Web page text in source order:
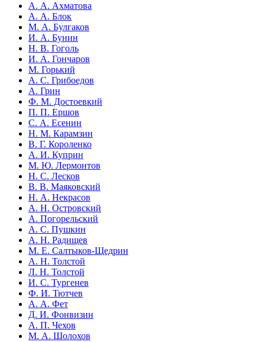
А. А. Ахматова
А. А. Блок
М. А. Булгаков
И. А. Бунин
Н. В. Гоголь
И. А. Гончаров
М. Горький
А. С. Грибоедов
А. Грин
Ф. М. Достоевкий
П. П. Ершов
С. А. Есенин
Н. М. Карамзин
В. Г. Короленко
А. И. Куприн
М. Ю. Лермонтов
Н. С. Лесков
В. В. Маяковский
Н. А. Некрасов
А. Н. Островский
А. Погорельский
А. С. Пушкин
А. Н. Радищев
М. Е. Салтыков-Щедрин
А. Н. Толстой
Л. Н. Толстой
И. С. Тургенев
Ф. И. Тютчев
А. А. Фет
Д. И. Фонвизин
А. П. Чехов
М. А. Шолохов